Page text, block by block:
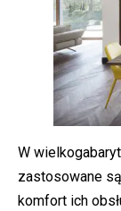
W
zastosowane
komfort ich